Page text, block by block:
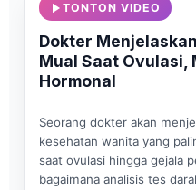
TONTON VIDEO
Dokter
Mual Saat Ovulasi,
Hormonal
Seorang dokter akan
kesehatan wanita yang
saat ovulasi hingga gejala
bagaimana analisis tes